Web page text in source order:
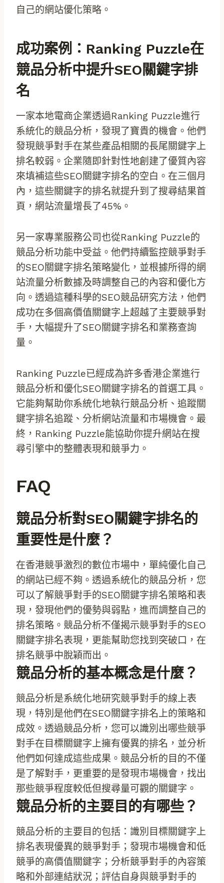
自己的網站優化策略。
成功案例：Ranking Puzzle在
競品分析中提升SEO關鍵字排
名
一家本地電商企業透過Ranking Puzzle進行
系統化的競品分析，發現了寶貴的機會。他們
發現競爭對手在某些產品相關的長尾關鍵字上
排名較弱。企業隨即針對性地創建了優質內容
來填補這些SEO關鍵字排名的空白。在三個月
內，這些關鍵字的排名就提升到了搜尋結果首
頁，網站流量增長了45%。
另一家專業服務公司也從Ranking Puzzle的
競品分析功能中受益。他們持續監控競爭對手
的SEO關鍵字排名策略變化，並根據所得的網
站流量分析數據及時調整自己的內容和優化方
向。透過這種科學的SEO競品研究方法，他們
成功在多個高價值關鍵字上超越了主要競爭對
手，大幅提升了SEO關鍵字排名和業務查詢
量。
Ranking Puzzle已經成為許多香港企業進行
競品分析和優化SEO關鍵字排名的首選工具。
它能夠幫助你系統化地執行競品分析、追蹤關
鍵字排名追蹤、分析網站流量和市場機會。最
終，Ranking Puzzle能協助你提升網站在搜
尋引擎中的整體表現和競爭力。
FAQ
競品分析對SEO關鍵字排名的
重要性是什麼？
在香港競爭激烈的數位市場中，單純優化自己
的網站已經不夠。透過系統化的競品分析，您
可以了解競爭對手的SEO關鍵字排名策略和表
現，發現他們的優勢與弱點，進而調整自己的
排名策略。競品分析不僅揭示競爭對手的SEO
關鍵字排名表現，更能幫助您找到突破口，在
排名競爭中脫穎而出。
競品分析的基本概念是什麼？
競品分析是系統化地研究競爭對手的線上表
現，特別是他們在SEO關鍵字排名上的策略和
成效。透過競品分析，您可以識別出哪些競爭
對手在目標關鍵字上擁有優異的排名，並分析
他們如何達成這些成果。競品分析的目的不僅
是了解對手，更重要的是發現市場機會，找出
那些競爭程度較低但搜尋量可觀的關鍵字。
競品分析的主要目的有哪些？
競品分析的主要目的包括：識別目標關鍵字上
排名表現優異的競爭對手；發現市場機會和低
競爭的高價值關鍵字；分析競爭對手的內容策
略和外部連結狀況；評估自身與競爭對手的